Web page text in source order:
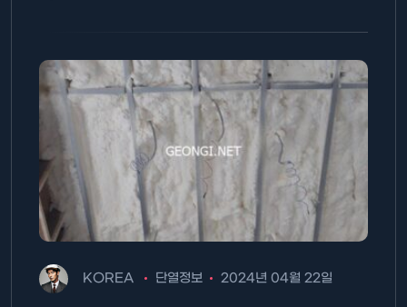
KOREA 단열정보 2024년 04월 22일